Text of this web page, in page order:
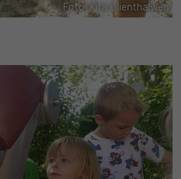
Foto: Kita Lilienthalweg